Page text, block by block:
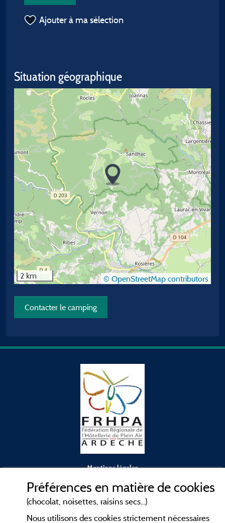
Ajouter à ma sélection
Situation géographique
2 km © OpenStreetMap contributors
Contacter le camping
Mentions légales
Préférences en matière de cookies
(chocolat, noisettes, raisins secs...)
Nous utilisons des cookies strictement nécessaires